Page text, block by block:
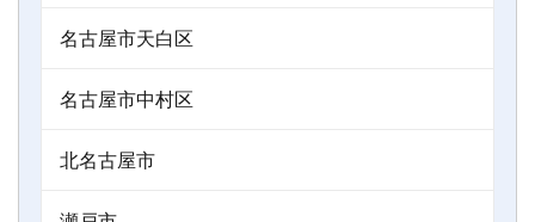
名古屋市天白区
名古屋市中村区
北名古屋市